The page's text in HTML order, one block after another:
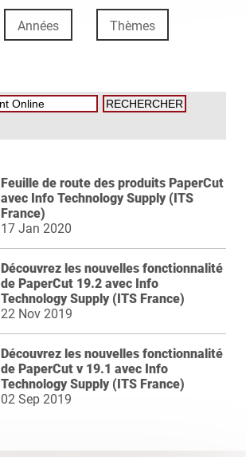
Années Thèmes
Feuille de route des produits PaperCut
avec Info Technology Supply (ITS
France)
17 Jan 2020
Découvrez les nouvelles fonctionnalité
de PaperCut 19.2 avec Info
Technology Supply (ITS France)
22 Nov 2019
Découvrez les nouvelles fonctionnalité
de PaperCut v 19.1 avec Info
Technology Supply (ITS France)
02 Sep 2019